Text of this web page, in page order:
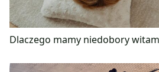
Dlaczego mamy niedobory